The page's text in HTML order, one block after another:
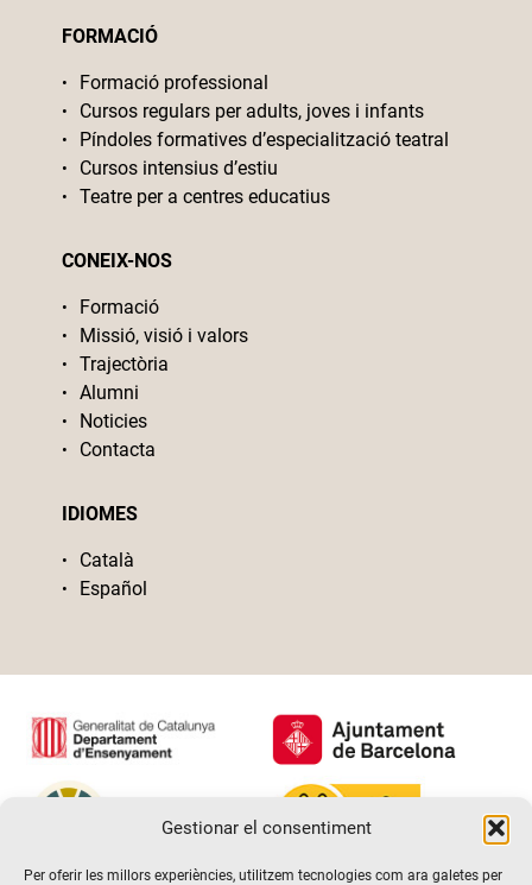
Gestionar el consentiment
Per oferir les millors experiències, utilitzem tecnologies com ara galetes per
FORMACIÓ
Formació professional
Cursos regulars per adults, joves i infants
Píndoles formatives d’especialització teatral
Cursos intensius d’estiu
Teatre per a centres educatius
CONEIX-NOS
Formació
Missió, visió i valors
Trajectòria
Alumni
Noticies
Contacta
IDIOMES
Català
Español